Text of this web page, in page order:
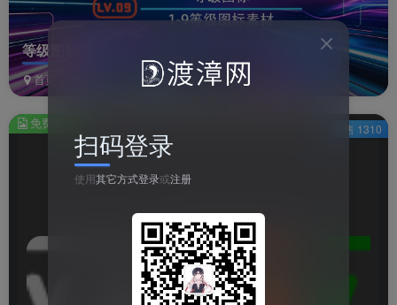
等级图标素材
首页 图片资源 正文
1/9
免费图片 已售 1310
扫码登录
使用其它方式登录或注册